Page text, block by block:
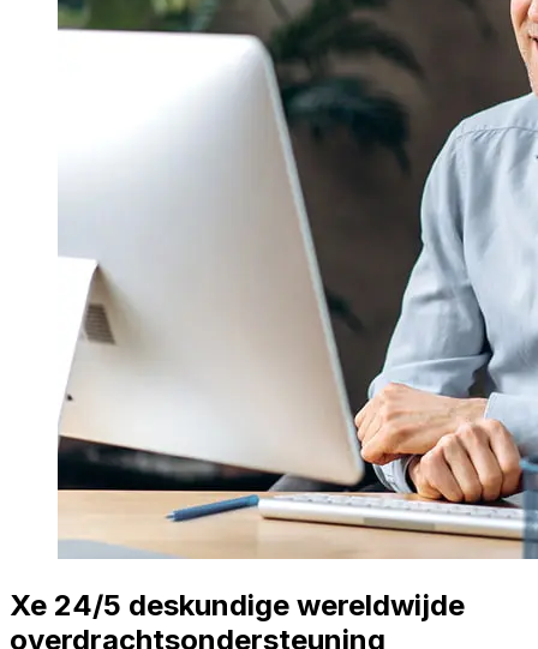
Xe 24/5 deskundige wereldwijde
overdrachtsondersteuning